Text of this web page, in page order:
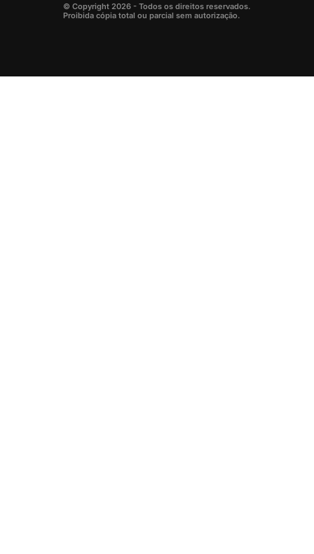
© Copyright 2026 - Todos os direitos reservados.
Proibida cópia total ou parcial sem autorização.